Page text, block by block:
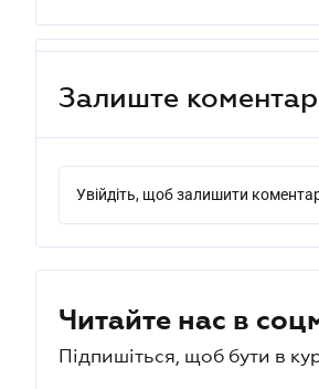
Залиште коментар
Увійдіть, щоб залишити
Читайте нас в
Підпишіться, щоб бути в